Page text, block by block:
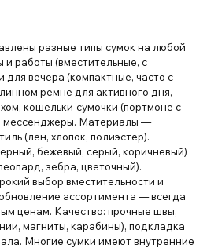
разные типы сумок на любой
и работы (вместительные, с
вечера (компактные, часто с
ремне для активного дня,
кошельки-сумочки (портмоне с
мессенджеры. Материалы —
(лён, хлопок, полиэстер).
бежевый, серый, коричневый)
зебра, цветочный).
выбор вместительности и
ассортимента — всегда
ценам. Качество: прочные швы,
магниты, карабины), подкладка
Многие сумки имеют внутренние